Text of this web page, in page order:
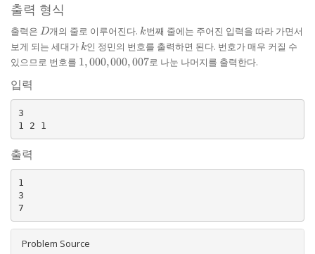
출력 형식
출력은 D
D개의 줄로 이루어진다.k
k번째 줄에는 주어진 입력을 따라 가면서
보게 되는 세대가 k
k인 정민의 번호를 출력하면 된다. 번호가 매우 커질 수
있으므로 번호를 1,000,000,007
1,000,000,007로 나눈 나머지를 출력한다.
입력
3
출력
1
3
Problem Source